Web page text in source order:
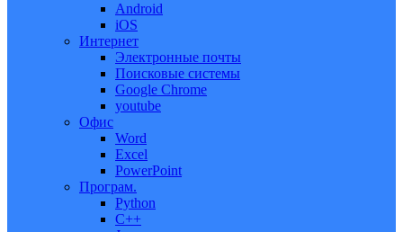
Android
iOS
Интернет
Электронные почты
Поисковые системы
Google Chrome
youtube
Офис
Word
Excel
PowerPoint
Програм.
Python
C++